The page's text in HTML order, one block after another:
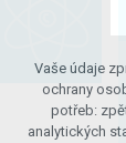
Technická
nutná
Vaše údaje
ochrany
potřeb:
analytických